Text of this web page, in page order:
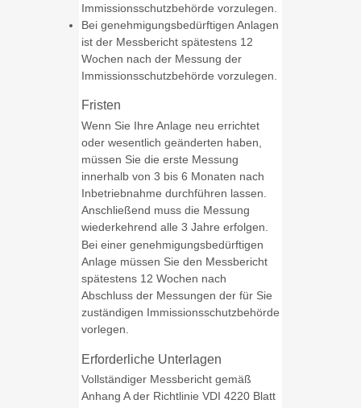
Immissionsschutzbehörde vorzulegen.
Bei genehmigungsbedürftigen Anlagen
ist der Messbericht spätestens 12
Wochen nach der Messung der
Immissionsschutzbehörde vorzulegen.
Fristen
Wenn Sie Ihre Anlage neu errichtet
oder wesentlich geänderten haben,
müssen Sie die erste Messung
innerhalb von 3 bis 6 Monaten nach
Inbetriebnahme durchführen lassen.
Anschließend muss die Messung
wiederkehrend alle 3 Jahre erfolgen.
Bei einer genehmigungsbedürftigen
Anlage müssen Sie den Messbericht
spätestens 12 Wochen nach
Abschluss der Messungen der für Sie
zuständigen Immissionsschutzbehörde
vorlegen.
Erforderliche Unterlagen
Vollständiger Messbericht gemäß
Anhang A der Richtlinie VDI 4220 Blatt